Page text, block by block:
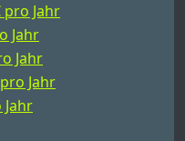
pro Jahr
Jahr
Jahr
Jahr